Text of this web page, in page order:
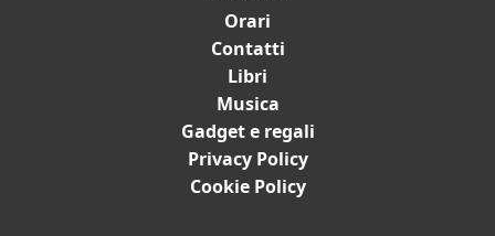
Orari
Contatti
Libri
Musica
Gadget e regali
Privacy Policy
Cookie Policy